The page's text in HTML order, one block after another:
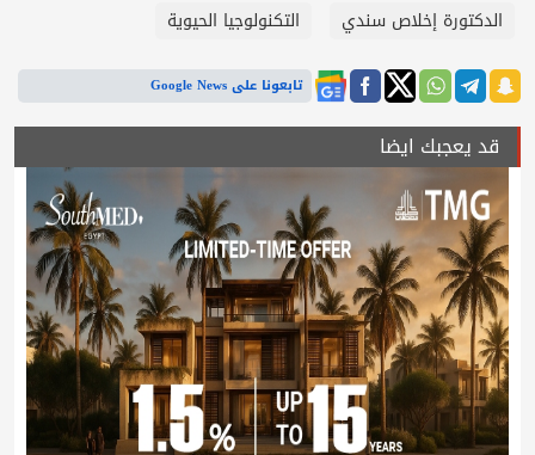
الدكتورة إخلاص سندي التكنولوجيا الحيوية
تابعونا على Google News
قد يعجبك ايضا